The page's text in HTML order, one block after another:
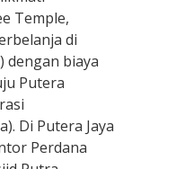
Temple,
di
dengan biaya
Putera
Di Putera Jaya
Perdana